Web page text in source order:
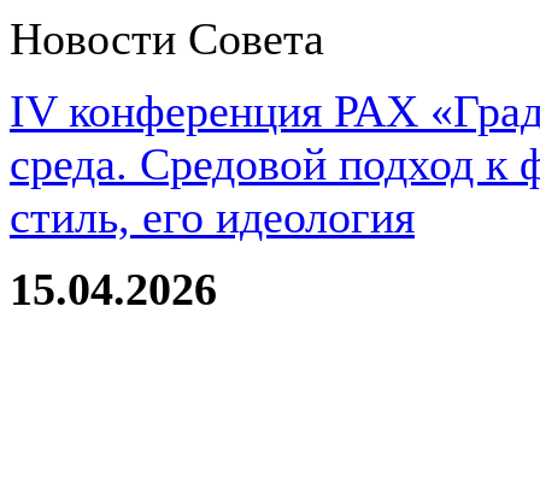
Новости Совета
IV конференция РАХ
среда. Средовой подход
стиль, его идеология
15.04.2026